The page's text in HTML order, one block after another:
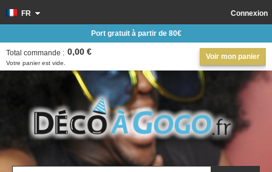
Connexion
FR
Voir mon panier
Votre panier est vide.
Total commande : 0,00 €
Port gratuit à partir de 80€